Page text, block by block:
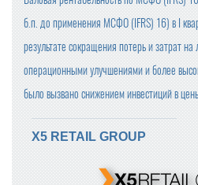
б.п. до применения МСФО (IFRS) 16) в I
результате сокращения потерь и затрат на
операционными улучшениями и более
было вызвано снижением инвестиций в
X5 RETAIL GROUP